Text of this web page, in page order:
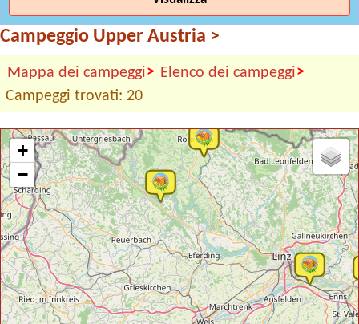
Campeggio Upper Austria >
Mappa dei campeggi> Elenco dei campeggi>
Campeggi trovati: 20
+
−